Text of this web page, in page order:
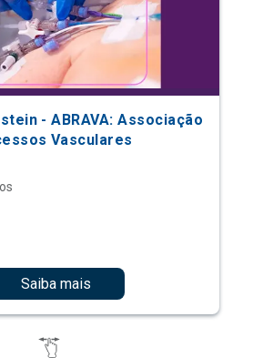
- ABRAVA: Associação
Vasculares
Saiba mais